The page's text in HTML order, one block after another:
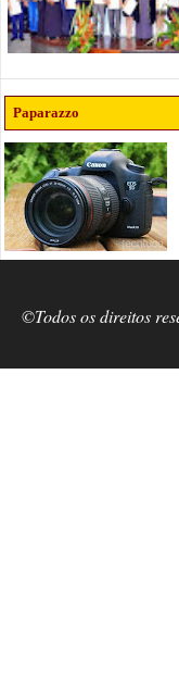
Paparazzo
©Todos os direitos